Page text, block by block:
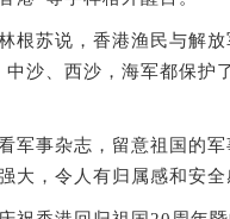
苏说，香港渔民与解放
沙、西沙，海军都保护
事杂志，留意祖国的军
大，令人有归属感和安全